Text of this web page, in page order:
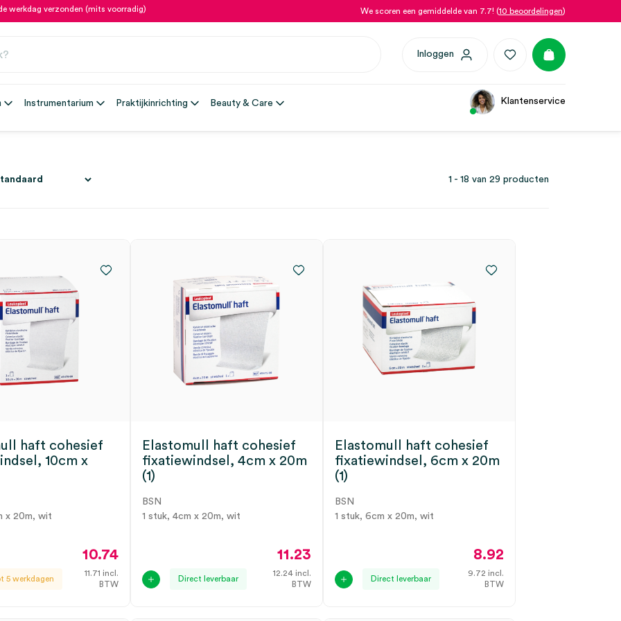
werkdag verzonden (mits voorradig) We scoren een gemiddelde van 7.7! (10 beoordelingen)
Inloggen
Instrumentarium Praktijkinrichting Beauty & Care Klantenservice
1 - 18 van 29 producten
haft cohesief
10cm x
x 20m, wit
5 werkdagen
10.74
11.71 incl.
BTW
Elastomull haft cohesief
fixatiewindsel, 4cm x 20m
(1)
BSN
1 stuk, 4cm x 20m, wit
Direct leverbaar
11.23
12.24 incl.
BTW
Elastomull haft cohesief
fixatiewindsel, 6cm x 20m
(1)
BSN
1 stuk, 6cm x 20m, wit
Direct leverbaar
8.92
9.72 incl.
BTW